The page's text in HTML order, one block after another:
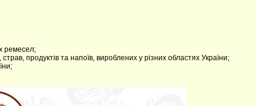
ремесел;
продуктів та напоїв, вироблених у різних областях України;